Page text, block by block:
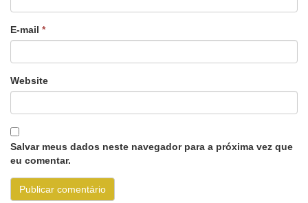
E-mail *
Website
Salvar meus dados neste navegador para a próxima vez que
eu comentar.